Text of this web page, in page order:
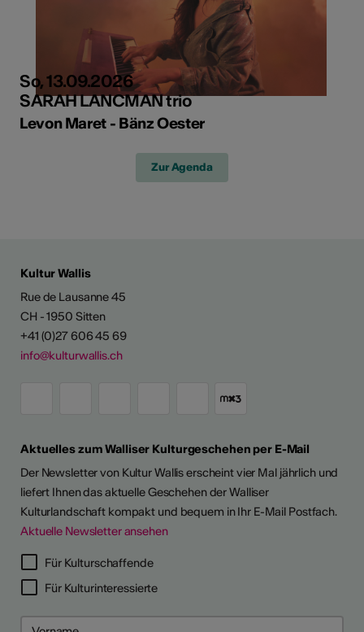
So, 13.09.2026
SARAH LANCMAN trio
Levon Maret - Bänz Oester
Zur Agenda
Kultur Wallis
Rue de Lausanne 45
CH - 1950 Sitten
+41 (0)27 606 45 69
info@kulturwallis.ch
Aktuelles zum Walliser Kulturgeschehen per E-Mail
Der Newsletter von Kultur Wallis erscheint vier Mal jährlich und
liefert Ihnen das aktuelle Geschehen der Walliser
Kulturlandschaft kompakt und bequem in Ihr E-Mail Postfach.
Aktuelle Newsletter ansehen
Für Kulturschaffende
Für Kulturinteressierte